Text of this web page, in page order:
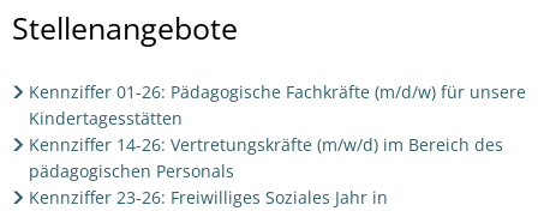
Stellenangebote
Stellenangebote
Kennziffer 01-26: Pädagogische Fachkräfte (m/d/w) für unsere
Kindertagesstätten
Kennziffer 14-26: Vertretungskräfte (m/w/d) im Bereich des
pädagogischen Personals
Kennziffer 23-26: Freiwilliges Soziales Jahr in